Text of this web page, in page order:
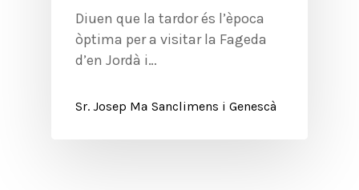
Diuen que la tardor és l’època
òptima per a visitar la Fageda
d’en Jordà i…
Sr. Josep Mª Sanclimens i Genescà